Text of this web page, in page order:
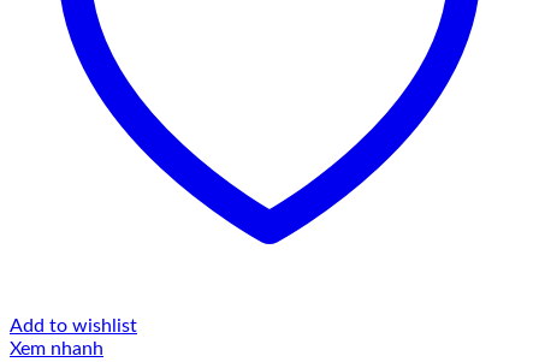
Add to wishlist
Xem nhanh